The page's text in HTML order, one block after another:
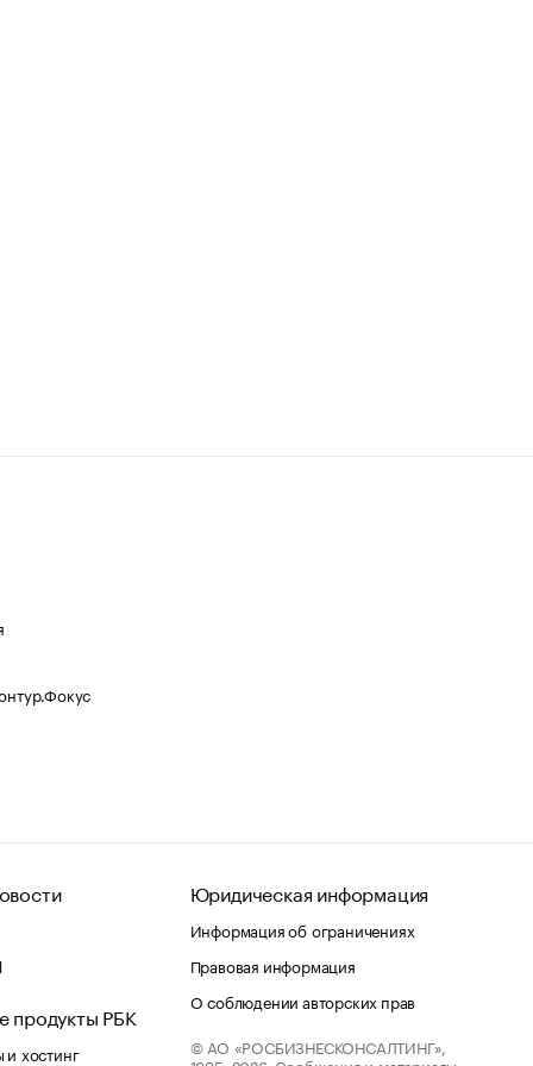
продукты РБК
хостинг
Юридическая информация
Информация об ограничениях
Правовая информация
О соблюдении авторских прав
© АО «РОСБИЗНЕСКОНСАЛТИНГ»,